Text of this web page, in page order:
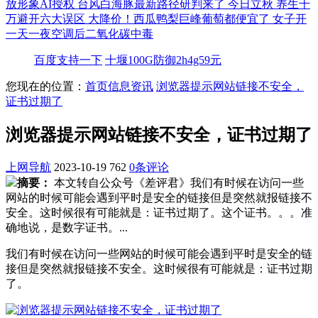
放形象AI授权 台风白海豚最新路径研判来了 今日立秋 养生千
万避开六大误区 大降价！西瓜鸭梨巨峰葡萄都便宜了 女子开
一天一夜空调后二氧化碳中毒
百度支持一下 十堰100G防御2h4g59元
您现在的位置： 首页信息资讯 浏览器提示网站链接不安全，
证书过期了
浏览器提示网站链接不安全，证书过期了
上网导航 2023-10-19 762 0条评论
摘要： 本文转自公众号《差评君》我们有时候在访问一些
网站的时候可能会遇到平时是安全的链接但是突然就报链接不
安全。这时候很有可能就是：证书过期了。这个证书。。。准
确地说，是数字证书。...
我们有时候在访问一些网站的时候可能会遇到平时是安全的链
接但是突然就报链接不安全。这时候很有可能就是：证书过期
了。